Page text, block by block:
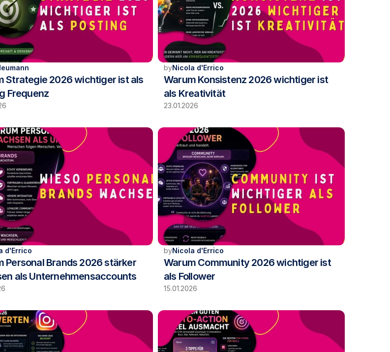
Strategie 2026 wichtiger ist als
Frequenz
byNicola d'Errico
Warum Konsistenz 2026 wichtiger ist
als Kreativität
23.01.2026
d'Errico
Personal Brands 2026 stärker
als Unternehmensaccounts
byNicola d'Errico
Warum Community 2026 wichtiger ist
als Follower
15.01.2026